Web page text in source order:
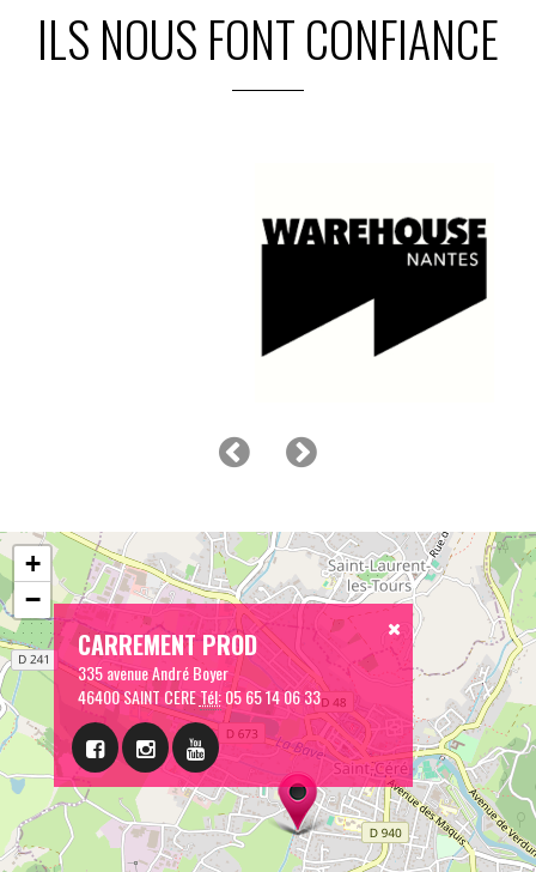
ILS NOUS FONT CONFIANCE
CARREMENT PROD
335 avenue André Boyer
46400 SAINT CERETél:05 65 14 06 33